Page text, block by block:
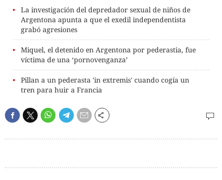
La investigación del depredador sexual de niños de
Argentona apunta a que el exedil independentista
grabó agresiones
Miquel, el detenido en Argentona por pederastia, fue
víctima de una ‘pornovenganza’
Pillan a un pederasta 'in extremis' cuando cogía un
tren para huir a Francia